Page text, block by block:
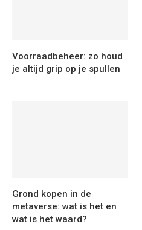
Voorraadbeheer: zo houd
je altijd grip op je spullen
Grond kopen in de
metaverse: wat is het en
wat is het waard?